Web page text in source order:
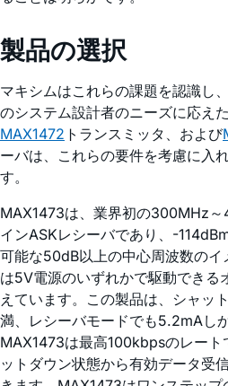
製品の選択
マキシムはこれらの課題を認識し
のシステム設計者のニーズに応え
MAX1472 トランスミッタ、および
ーバは、これらの要件を考慮に入
す。
MAX1473は、業界初の300MHz
インASKレシーバであり、-
可能な50dB以上の中心周波数の
は5V電源のいずれかで駆動できる
えています。この製品は、シャッ
満、レシーバモードでも5.2mAし
MAX1473は最高100kbpsのレート
ットダウン状態から有効データ受